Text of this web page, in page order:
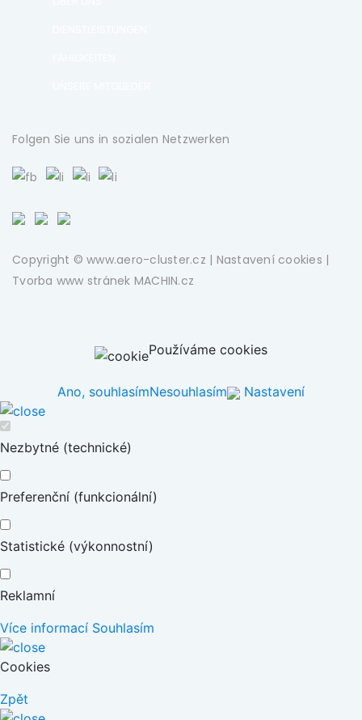
Folgen Sie uns in sozialen Netzwerken
Copyright © www.aero-cluster.cz | Nastavení cookies |
Tvorba www stránek MACHIN.cz
Používáme cookies
Ano, souhlasímNesouhlasím Nastavení
Nezbytné (technické)
Preferenční (funkcionální)
Statistické (výkonnostní)
Reklamní
Více informací Souhlasím
Cookies
Zpět